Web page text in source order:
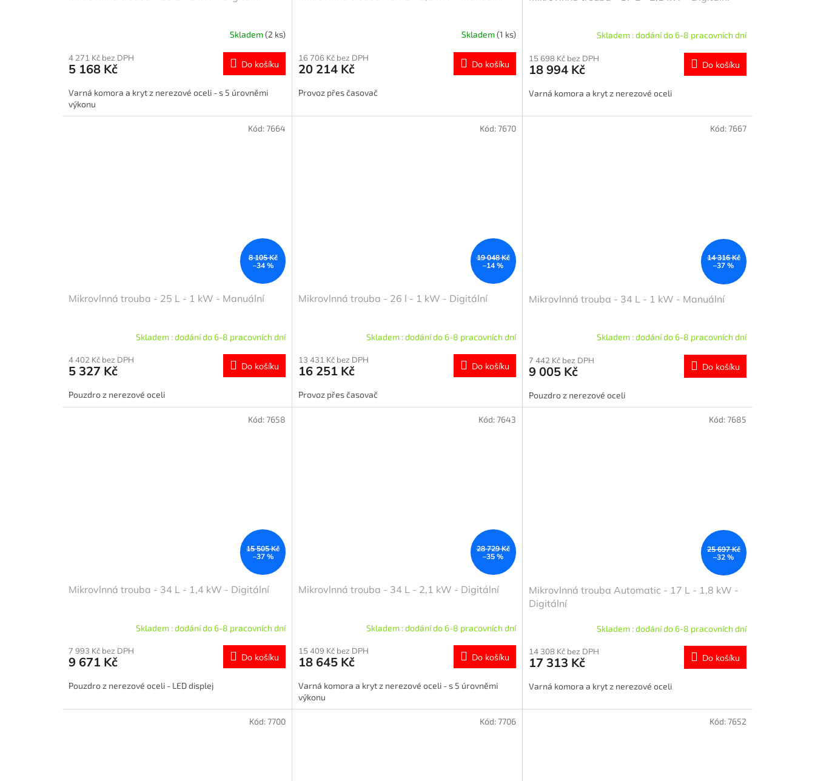
Skladem(2 ks)
4 271 Kč bez DPH
5 168 Kč Do košíku
Varná komora a kryt z nerezové oceli - s 5 úrovněmi
výkonu
Skladem(1 ks)
16 706 Kč bez DPH
20 214 Kč Do košíku
Provoz přes časovač
Skladem : dodání do 6-8 pracovních dní
15 698 Kč bez DPH
18 994 Kč Do košíku
Varná komora a kryt z nerezové oceli
8 105 Kč
–34 %
Mikrovlnná trouba - 25 L - 1 kW - Manuální
Skladem : dodání do 6-8 pracovních dní
4 402 Kč bez DPH
5 327 Kč Do košíku
Pouzdro z nerezové oceli
Kód:7664
19 048 Kč
–14 %
Mikrovlnná trouba - 26 l - 1 kW - Digitální
Skladem : dodání do 6-8 pracovních dní
13 431 Kč bez DPH
16 251 Kč Do košíku
Provoz přes časovač
Kód:7670
14 316 Kč
–37 %
Mikrovlnná trouba - 34 L - 1 kW - Manuální
Skladem : dodání do 6-8 pracovních dní
7 442 Kč bez DPH
9 005 Kč Do košíku
Pouzdro z nerezové oceli
Kód:7667
15 505 Kč
–37 %
Mikrovlnná trouba - 34 L - 1,4 kW - Digitální
Skladem : dodání do 6-8 pracovních dní
7 993 Kč bez DPH
9 671 Kč Do košíku
Pouzdro z nerezové oceli - LED displej
Kód:7658
28 729 Kč
–35 %
Mikrovlnná trouba - 34 L - 2,1 kW - Digitální
Skladem : dodání do 6-8 pracovních dní
15 409 Kč bez DPH
18 645 Kč Do košíku
Varná komora a kryt z nerezové oceli - s 5 úrovněmi
výkonu
Kód:7643
25 697 Kč
–32 %
Mikrovlnná trouba Automatic - 17 L - 1,8 kW -
Digitální
Skladem : dodání do 6-8 pracovních dní
14 308 Kč bez DPH
17 313 Kč Do košíku
Varná komora a kryt z nerezové oceli
Kód:7685
Kód:7700 Kód:7706 Kód:7652